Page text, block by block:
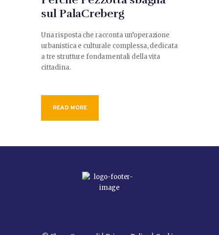
sul PalaCreberg
Una risposta che racconta un’operazione
urbanistica e culturale complessa, dedicata
a tre strutture fondamentali della vita
cittadina.
READ MORE